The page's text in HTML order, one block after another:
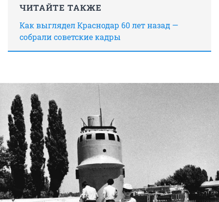
ЧИТАЙТЕ ТАКЖЕ
Как выглядел Краснодар 60 лет назад —
собрали советские кадры